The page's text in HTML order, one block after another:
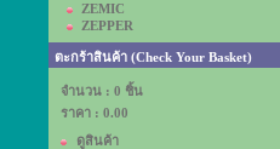
ZEMIC
ZEPPER
ตะกร้าสินค้า (Check Your Basket)
จำนวน : 0 ชิ้น
ราคา : 0.00
ดูสินค้า